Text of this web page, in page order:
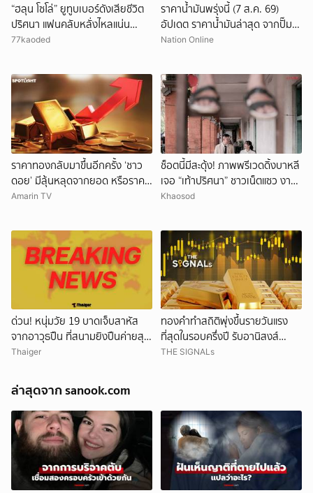
“ฮลุน โซโล่” ยูทูบเบอร์ดังเสียชีวิต
ปริศนา แฟนคลับหลั่งไหลแน่น
กาฬสินธุ์ โรงแรมที่พักเต็ม
77kaoded
ราคาน้ำมันพรุ่งนี้ (7 ส.ค. 69)
อัปเดต ราคาน้ำมันล่าสุด จากปั๊ม
ใหญ่
Nation Online
ราคาทองกลับมาขึ้นอีกครั้ง ‘ชาว
ดอย’ มีลุ้นหลุดจากยอด หรือราคา
จะลงอีก?
Amarin TV
ช็อตนี้มีสะดุ้ง! ภาพพรีเวดดิ้งบาหลี
เจอ “เท้าปริศนา” ชาวเน็ตแซว งาน
แต่งหรือหนังผี
Khaosod
ด่วน! หนุ่มวัย 19 บาดเจ็บสาหัส
จากอาวุธปืน ที่สนามยิงปืนค่ายสุร
นารี โคราช ตำรวจเร่งสอบสาเหตุ
Thaiger
ทองคำทำสถิติพุ่งขึ้นรายวันแรง
ที่สุดในรอบครึ่งปี รับอานิสงส์
ดอลลาร์อ่อนค่า
THE SIGNALs
ล่าสุดจาก sanook.com